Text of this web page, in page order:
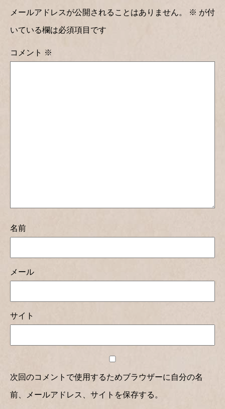
メールアドレスが公開されることはありません。 ※ が付
いている欄は必須項目です
コメント ※
名前
メール
サイト
次回のコメントで使用するためブラウザーに自分の名
前、メールアドレス、サイトを保存する。